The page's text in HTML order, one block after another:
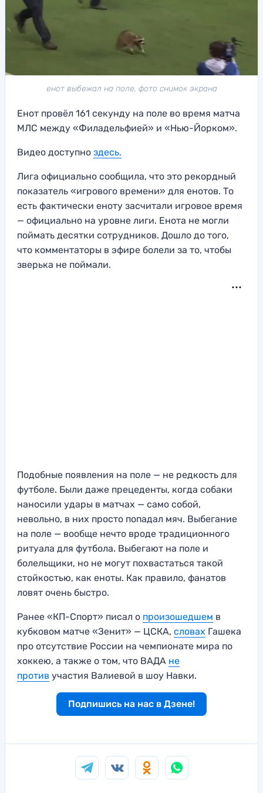
енот выбежал на поле, фото снимок экрана
Енот провёл 161 секунду на поле во время матча
МЛС между «Филадельфией» и «Нью-Йорком».
Видео доступно здесь.
Лига официально сообщила, что это рекордный
показатель «игрового времени» для енотов. То
есть фактически еноту засчитали игровое время
— официально на уровне лиги. Енота не могли
поймать десятки сотрудников. Дошло до того,
что комментаторы в эфире болели за то, чтобы
зверька не поймали.
Подобные появления на поле — не редкость для
футболе. Были даже прецеденты, когда собаки
наносили удары в матчах — само собой,
невольно, в них просто попадал мяч. Выбегание
на поле — вообще нечто вроде традиционного
ритуала для футбола. Выбегают на поле и
болельщики, но не могут похвастаться такой
стойкостью, как еноты. Как правило, фанатов
ловят очень быстро.
Ранее «КП-Спорт» писал о произошедшем в
кубковом матче «Зенит» — ЦСКА, словах Гашека
про отсутствие России на чемпионате мира по
хоккею, а также о том, что ВАДА не
против участия Валиевой в шоу Навки.
Подпишись на нас в Дзене!